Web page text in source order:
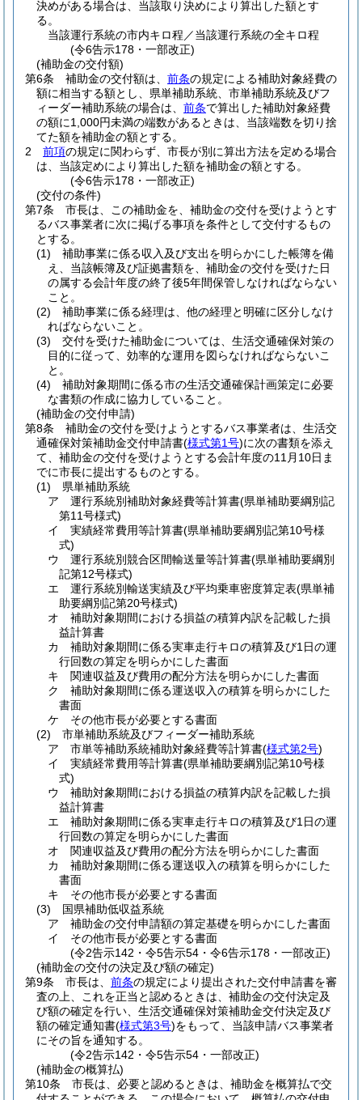
決めがある場合は、当該取り決めにより算出した額とす
る。
当該運行系統の市内キロ程／当該運行系統の全キロ程
(令6告示178・一部改正)
(補助金の交付額)
第6条
補助金の交付額は、 前条の規定による補助対象経費の
額に相当する額とし、県単補助系統、市単補助系統及びフ
ィーダー補助系統の場合は、 前条で算出した補助対象経費
の額に1,000円未満の端数があるときは、当該端数を切り捨
てた額を補助金の額とする。
2
前項の規定に関わらず、市長が別に算出方法を定める場合
は、当該定めにより算出した額を補助金の額とする。
(令6告示178・一部改正)
(交付の条件)
第7条
市長は、この補助金を、補助金の交付を受けようとす
るバス事業者に次に掲げる事項を条件として交付するもの
とする。
(1)
補助事業に係る収入及び支出を明らかにした帳簿を備
え、当該帳簿及び証拠書類を、補助金の交付を受けた日
の属する会計年度の終了後5年間保管しなければならない
こと。
(2)
補助事業に係る経理は、他の経理と明確に区分しなけ
ればならないこと。
(3)
交付を受けた補助金については、生活交通確保対策の
目的に従って、効率的な運用を図らなければならないこ
と。
(4)
補助対象期間に係る市の生活交通確保計画策定に必要
な書類の作成に協力していること。
(補助金の交付申請)
第8条
補助金の交付を受けようとするバス事業者は、生活交
通確保対策補助金交付申請書(様式第1号)に次の書類を添え
て、補助金の交付を受けようとする会計年度の11月10日ま
でに市長に提出するものとする。
(1)
県単補助系統
ア
運行系統別補助対象経費等計算書(県単補助要綱別記
第11号様式)
イ
実績経常費用等計算書(県単補助要綱別記第10号様
式)
ウ
運行系統別競合区間輸送量等計算書(県単補助要綱別
記第12号様式)
エ
運行系統別輸送実績及び平均乗車密度算定表(県単補
助要綱別記第20号様式)
オ
補助対象期間における損益の積算内訳を記載した損
益計算書
カ
補助対象期間に係る実車走行キロの積算及び1日の運
行回数の算定を明らかにした書面
キ
関連収益及び費用の配分方法を明らかにした書面
ク
補助対象期間に係る運送収入の積算を明らかにした
書面
ケ
その他市長が必要とする書面
(2)
市単補助系統及びフィーダー補助系統
ア
市単等補助系統補助対象経費等計算書(様式第2号)
イ
実績経常費用等計算書(県単補助要綱別記第10号様
式)
ウ
補助対象期間における損益の積算内訳を記載した損
益計算書
エ
補助対象期間に係る実車走行キロの積算及び1日の運
行回数の算定を明らかにした書面
オ
関連収益及び費用の配分方法を明らかにした書面
カ
補助対象期間に係る運送収入の積算を明らかにした
書面
キ
その他市長が必要とする書面
(3)
国県補助低収益系統
ア
補助金の交付申請額の算定基礎を明らかにした書面
イ
その他市長が必要とする書面
(令2告示142・令5告示54・令6告示178・一部改正)
(補助金の交付の決定及び額の確定)
第9条
市長は、 前条の規定により提出された交付申請書を審
査の上、これを正当と認めるときは、補助金の交付決定及
び額の確定を行い、生活交通確保対策補助金交付決定及び
額の確定通知書(様式第3号)をもって、当該申請バス事業者
にその旨を通知する。
(令2告示142・令5告示54・一部改正)
(補助金の概算払)
第10条
市長は、必要と認めるときは、補助金を概算払で交